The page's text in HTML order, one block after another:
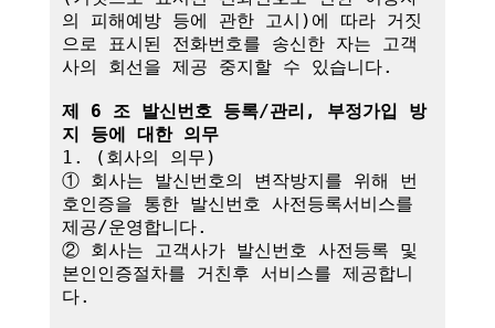
의 피해예방 등에 관한 고시)에 따라 거짓
으로 표시된 전화번호를 송신한 자는 고객
사의 회선을 제공 중지할 수 있습니다.
제 6 조 발신번호 등록/관리, 부정가입 방
지 등에 대한 의무
1. (회사의 의무)
① 회사는 발신번호의 변작방지를 위해 번
호인증을 통한 발신번호 사전등록서비스를
제공/운영합니다.
② 회사는 고객사가 발신번호 사전등록 및
본인인증절차를 거친후 서비스를 제공합니
다.